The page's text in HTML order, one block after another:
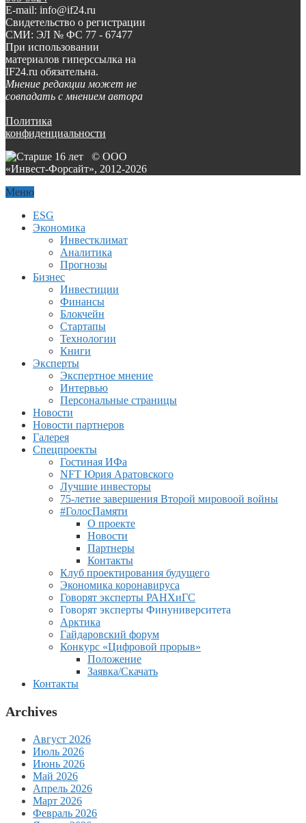
E-mail: info@if24.ru
Свидетельство о регистрации
СМИ: ЭЛ № ФС 77 - 67477
При использовании
материалов гиперссылка на
IF24.ru обязательна.
Мнение редакции может не
совпадать с мнением автора
Политика
конфиденциальности
© ООО
«Инвест-Форсайт», 2012-2026
Меню
ESG
Экономика
Инвестклимат
Аналитика
Прогнозы
Бизнес
Инвестиции
Финансы
Блокчейн
Стартапы
Технологии
Книги
Эксперты
Экспертное мнение
Интервью
Персональные страницы
Новости
Новости партнеров
Галерея
Спецпроекты
Гостиная ИФа
NFT Юрия Аратовского
Лучшие инвесторы
75-летие завершения Второй мировоой войны
#ГолосПамяти
О проекте
Новости
Партнеры
Контакты
Клуб проектирования будущего
Экономика коронавируса
Говорят эксперты РАНХиГС
Говорят эксперты Финуниверситета
Арктика
Гайдаровский форум
Конкурс «Цифровой прорыв»
Положение
Заявка/Скачать
Контакты
Archives
Август 2026
Июль 2026
Июнь 2026
Май 2026
Апрель 2026
Март 2026
Февраль 2026